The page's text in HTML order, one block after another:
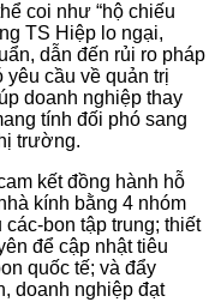
coi như “hộ chiếu
TS Hiệp lo ngại,
dẫn đến rủi ro pháp
yêu cầu về quản trị
doanh nghiệp thay
tính đối phó sang
trường.
kết đồng hành hỗ
kính bằng 4 nhóm
bon tập trung; thiết
để cập nhật tiêu
quốc tế; và đẩy
doanh nghiệp đạt